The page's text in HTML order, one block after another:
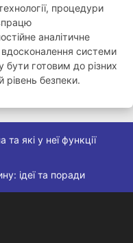
процедури
аналітичне
системи
готовим до різних
рівень безпеки.
які у неї функції
ідеї та поради